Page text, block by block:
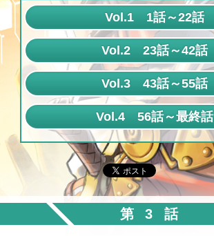
Vol.1 1話～22話
第1話
第2話
第3話
第4話
第5話
第6話
第7話
第8話
Vol.2 23話～42話
第23話
第24話
第25話
第26話
第27話
第28話
第29話
Vol.3 43話～55話
第43話
第44話
第45話
第46話
第47話
Vol.4 56話～最終話
第56話
第57話
第58話
第59話
第3話